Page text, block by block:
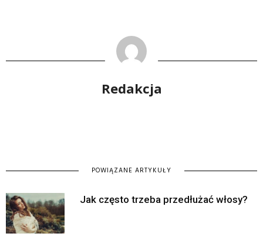
Redakcja
POWIĄZANE ARTYKUŁY
Jak często trzeba przedłużać włosy?